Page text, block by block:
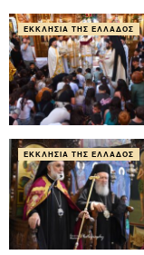
ΕΚΚΛΗΣΊΑ ΤΗΣ ΕΛΛΆΔΟΣ
ΕΚΚΛΗΣΊΑ ΤΗΣ ΕΛΛΆΔΟΣ